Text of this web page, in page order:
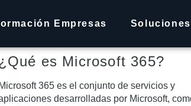
Empresas
es Microsoft 365?
Microsoft 365 es el conjunto de servicios y
desarrolladas por Microsoft,